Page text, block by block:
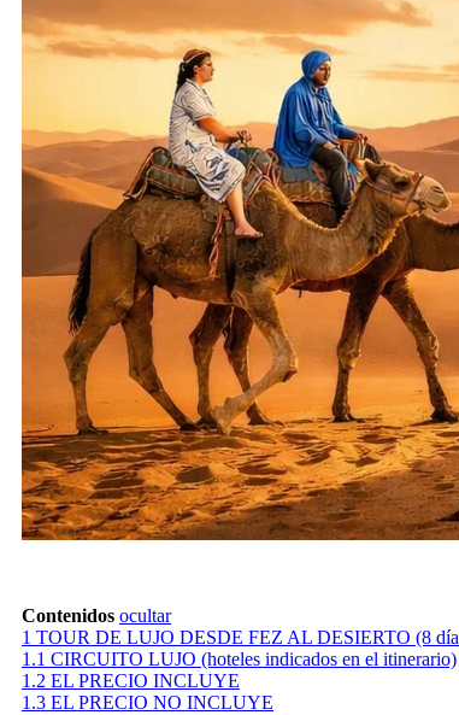
Contenidos ocultar
1 TOUR DE LUJO DESDE FEZ AL DESIERTO (8
1.1 CIRCUITO LUJO (hoteles indicados en el itinerario)
1.2 EL PRECIO INCLUYE
1.3 EL PRECIO NO INCLUYE